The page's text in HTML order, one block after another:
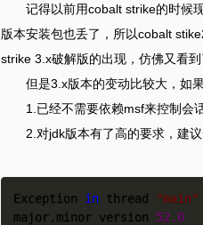
记得以前用cobalt strike的时候
版本安装包也丢了，所以cobalt
strike 3.x破解版的出现，仿佛又看到
但是3.x版本的变动比较大，如
1.已经不需要依赖msf来控制会
2.对jdk版本有了高的要求，建
Exception in thread "main"
major.minor version 52.0